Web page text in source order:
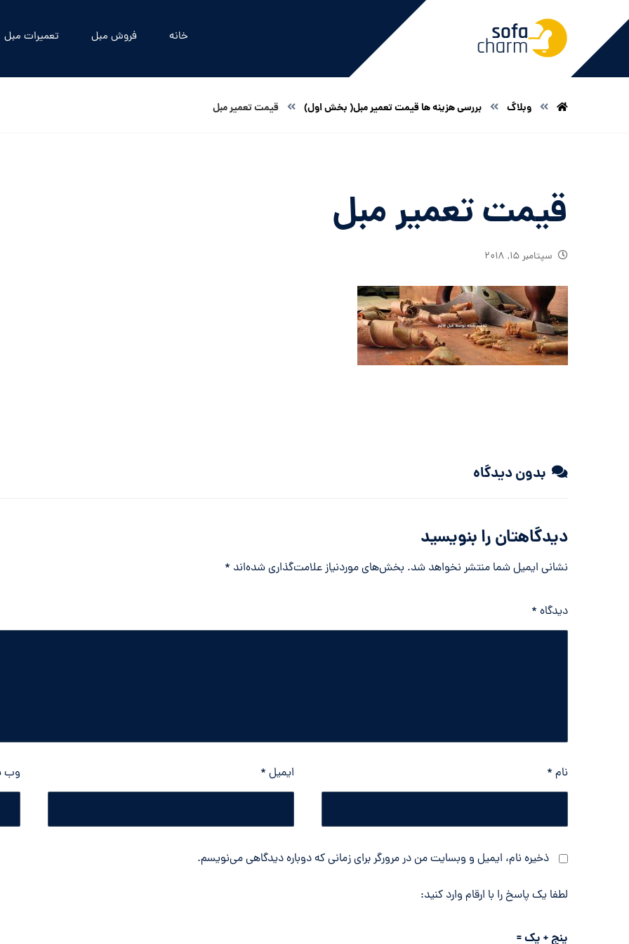
خانه فروش مبل تعمیرات مبل
وبلاگ بررسی هزینه ها قیمت تعمیر مبل( بخش اول) قیمت تعمیر مبل
قیمت تعمیر مبل
سپتامبر ۱۵, ۲۰۱۸
بدون دیدگاه
دیدگاهتان را بنویسید
نشانی ایمیل شما منتشر نخواهد شد. بخش‌های موردنیاز علامت‌گذاری شده‌اند *
دیدگاه *
نام * ایمیل * وب‌
ذخیره نام، ایمیل و وبسایت من در مرورگر برای زمانی که دوباره دیدگاهی می‌نویسم.
لطفا یک پاسخ را با ارقام وارد کنید:
پنج + یک =